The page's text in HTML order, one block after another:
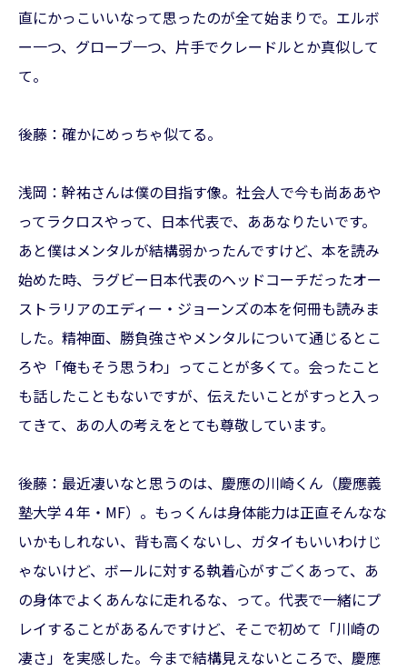
直にかっこいいなって思ったのが全て始まりで。エルボ
ー一つ、グローブ一つ、片手でクレードルとか真似して
て。
後藤：確かにめっちゃ似てる。
浅岡：幹祐さんは僕の目指す像。社会人で今も尚ああや
ってラクロスやって、日本代表で、ああなりたいです。
あと僕はメンタルが結構弱かったんですけど、本を読み
始めた時、ラグビー日本代表のヘッドコーチだったオー
ストラリアのエディー・ジョーンズの本を何冊も読みま
した。精神面、勝負強さやメンタルについて通じるとこ
ろや「俺もそう思うわ」ってことが多くて。会ったこと
も話したこともないですが、伝えたいことがすっと入っ
てきて、あの人の考えをとても尊敬しています。
後藤：最近凄いなと思うのは、慶應の川崎くん（慶應義
塾大学４年・MF）。もっくんは身体能力は正直そんなな
いかもしれない、背も高くないし、ガタイもいいわけじ
ゃないけど、ボールに対する執着心がすごくあって、あ
の身体でよくあんなに走れるな、って。代表で一緒にプ
レイすることがあるんですけど、そこで初めて「川崎の
凄さ」を実感した。今まで結構見えないところで、慶應